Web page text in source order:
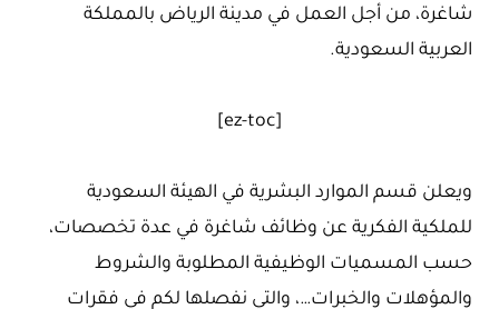
شاغرة، من أجل العمل في مدينة الرياض بالمملكة
العربية السعودية.
[ez-toc]
ويعلن قسم الموارد البشرية في الهيئة السعودية
للملكية الفكرية عن وظائف شاغرة في عدة تخصصات،
حسب المسميات الوظيفية المطلوبة والشروط
والمؤهلات والخبرات…، والتي نفصلها لكم في فقرات